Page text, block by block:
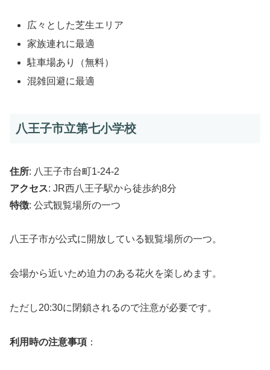
広々とした芝生エリア
家族連れに最適
駐車場あり（無料）
混雑回避に最適
八王子市立第七小学校
住所: 八王子市台町1-24-2
アクセス: JR西八王子駅から徒歩約8分
特徴: 公式観覧場所の一つ
八王子市が公式に開放している観覧場所の一つ。
会場から近いため迫力のある花火を楽しめます。
ただし20:30に閉鎖されるので注意が必要です。
利用時の注意事項 ：